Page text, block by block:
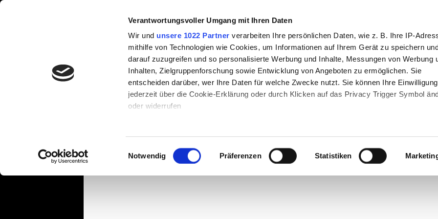
Verantwortungsvoller Umgang mit Ihren Daten
Wir und unsere 1022 Partner verarbeiten Ihre persönlichen Daten, wie z. B. Ihre IP-
mithilfe von Technologien wie Cookies, um Informationen auf Ihrem Gerät zu speichern
darauf zuzugreifen und so personalisierte Werbung und Inhalte, Messungen von Werbung
Inhalten, Zielgruppenforschung sowie Entwicklung von Angeboten zu ermöglichen. Sie
entscheiden darüber, wer Ihre Daten für welche Zwecke nutzt. Sie können Ihre Einwilligung
jederzeit über die Cookie-Erklärung oder durch Klicken auf das Privacy Trigger Symbol
oder widerrufen
können
Ihr Gerät durch aktives Scannen nach bestimmten Merkmalen (Fingerprinting)
Einwilligungsauswahl
Notwendig Präferenzen Statistiken
50/12
ALLE BEITRÄGE VORBEREITUNG MEGAMARSCH STRECKEN WISSENSWERTES
ERNÄHRUNG GESUNDHEIT
AUSRÜSTUNG Megamarsch bei Nacht Nachtwanderung
WASSERSPORT IM
Team Megamarsch